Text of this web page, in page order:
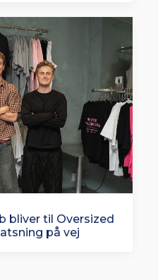
bliver til Oversized
på vej